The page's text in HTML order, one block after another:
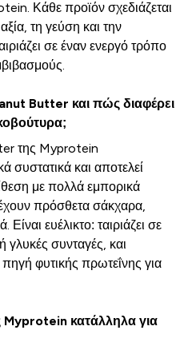
Κάθε προϊόν σχεδιάζεται
τη γεύση και την
σε έναν ενεργό τρόπο
Butter και πώς διαφέρει
της Myprotein
συστατικά και αποτελεί
με πολλά εμπορικά
πρόσθετα σάκχαρα,
Είναι ευέλικτο: ταιριάζει σε
συνταγές, και
φυτικής πρωτεΐνης για
Myprotein κατάλληλα για